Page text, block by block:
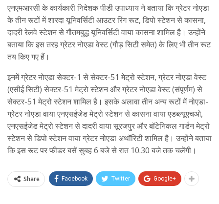
एनएमआरसी के कार्यकारी निदेशक पीडी उपाध्याय ने बताया कि ग्रेटर नोएडा
के तीन रूटों में शारदा यूनिवर्सिटी आउटर रिंग रूट, डिपो स्टेशन से कासना,
दादरी रेलवे स्टेशन से गौतमबुद्ध यूनिवर्सिटी वाया कासना शामिल है। उन्होंने
बताया कि इस तरह ग्रेटर नोएडा वेस्ट (गौड़ सिटी समेत) के लिए भी तीन रूट
तय किए गए हैं।
इनमें ग्रेटर नोएडा सेक्टर-1 से सेक्टर-51 मेट्रो स्टेशन, ग्रेटर नोएडा वेस्ट
(एसीई सिटी) सेक्टर-51 मेट्रो स्टेशन और ग्रेटर नोएडा वेस्ट (संपूर्णम) से
सेक्टर-51 मेट्रो स्टेशन शामिल है। इसके अलावा तीन अन्य रूटों में नोएडा-
ग्रेटर नोएडा वाया एनएसईजेड मेट्रो स्टेशन से कासना वाया एडब्ल्यूएचओ,
एनएसईजेड मेट्रो स्टेशन से दादरी वाया सूरजपुर और बॉटेनिकल गार्डन मेट्रो
स्टेशन से डिपो स्टेशन वाया ग्रेटर नोएडा अथॉरिटी शामिल है। उन्होंने बताया
कि इस रूट पर फीडर बसें सुबह 6 बजे से रात 10.30 बजे तक चलेंगी।
Share Facebook Twitter Google+